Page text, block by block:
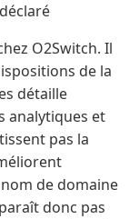
O2Switch. Il
de la
détaille
analytiques et
pas la
de domaine
donc pas